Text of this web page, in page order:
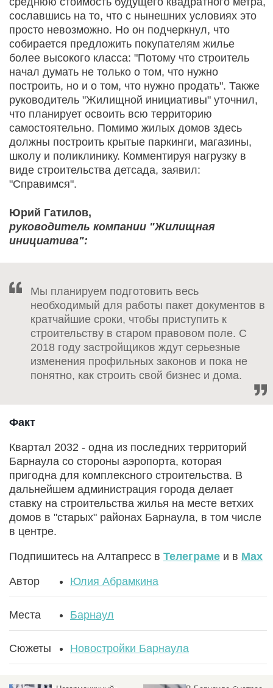
сославшись на то, что с нынешних условиях это
просто невозможно. Но он подчеркнул, что
собирается предложить покупателям жилье
более высокого класса: "Потому что строитель
начал думать не только о том, что нужно
построить, но и о том, что нужно продать". Также
руководитель "Жилищной инициативы" уточнил,
что планирует освоить всю территорию
самостоятельно. Помимо жилых домов здесь
должны построить крытые паркинги, магазины,
школу и поликлинику. Комментируя нагрузку в
виде строительства детсада, заявил:
"Справимся".
Юрий Гатилов,
руководитель компании "Жилищная
инициатива":
Мы планируем подготовить весь
необходимый для работы пакет документов в
кратчайшие сроки, чтобы приступить к
строительству в старом правовом поле. С
2018 году застройщиков ждут серьезные
изменения профильных законов и пока не
понятно, как строить свой бизнес и дома.
Факт
Квартал 2032 - одна из последних территорий
Барнаула со стороны аэропорта, которая
пригодна для комплексного строительства. В
дальнейшем администрация города делает
ставку на строительства жилья на месте ветхих
домов в "старых" районах Барнаула, в том числе
в центре.
Подпишитесь на Алтапресс в Телеграме и в Max
Автор Юлия Абрамкина
Места Барнаул
Сюжеты Новостройки Барнаула